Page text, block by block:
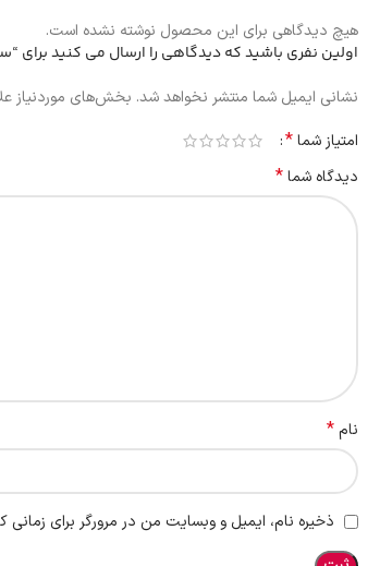
هیچ دیدگاهی برای این محصول نوشته نشده است.
اولین نفری باشید که دیدگاهی را ارسال می کنید برای
نشانی ایمیل شما منتشر نخواهد شد. بخش‌های موردنیاز
امتیاز شما*
دیدگاه شما*
نام*
ذخیره نام، ایمیل و وبسایت من در مرورگر برای